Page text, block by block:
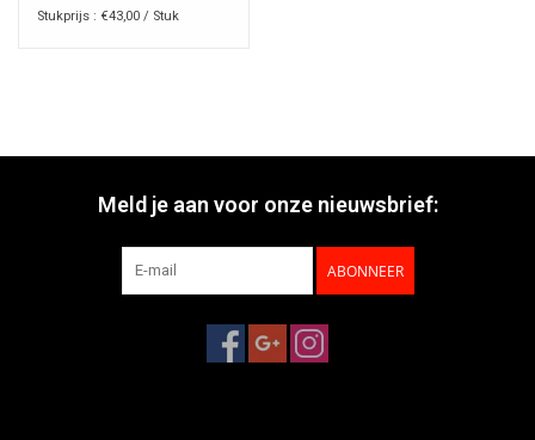
Stukprijs : €43,00 / Stuk
Meld je aan voor onze nieuwsbrief:
ABONNEER